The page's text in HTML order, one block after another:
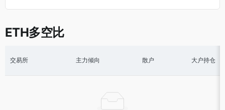
ETH多空比
交易所 主力倾向 散户 大户持仓